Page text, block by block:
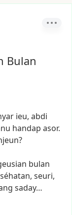
Bulan
ieu, abdi
handap asor.
bulan
seuri,
saday…